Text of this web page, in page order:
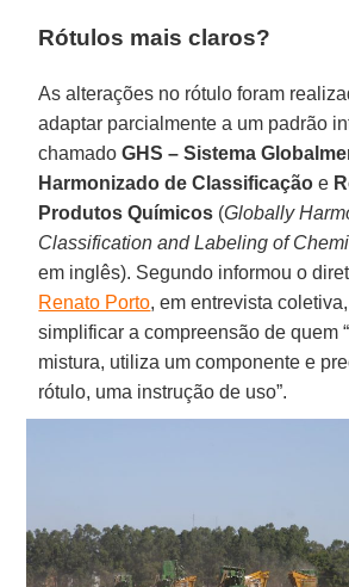
Rótulos mais claros?
As alterações no rótulo foram
adaptar parcialmente a um padrão
chamadoGHS – Sistema
Harmonizado de Classificação e
Produtos Químicos (Globally
Classification and Labeling of
em inglês). Segundo informou o
Renato Porto, em entrevista
simplificar a compreensão de quem
mistura, utiliza um componente e
rótulo, uma instrução de uso”.